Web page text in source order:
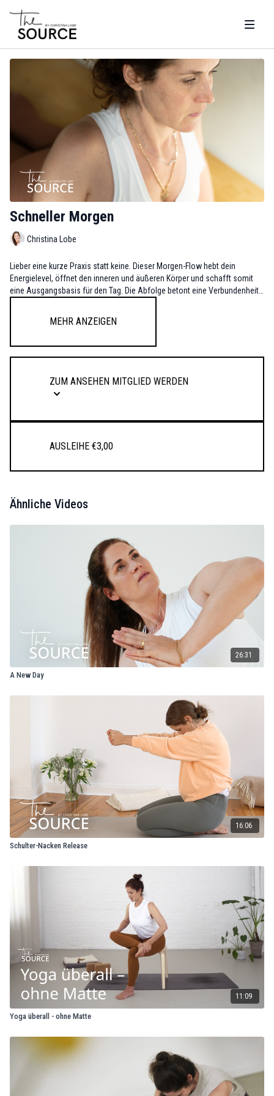
Schneller Morgen
Christina Lobe
Lieber eine kurze Praxis statt keine. Dieser Morgen-Flow hebt dein
Energielevel, öffnet den inneren und äußeren Körper und schafft somit
eine Ausgangsbasis für den Tag. Die Abfolge betont eine Verbundenheit
Mehr anzeigen
Zum Ansehen Mitglied werden
Ausleihe €3,00
Ähnliche Videos
26:31
A New Day
16:06
Schulter-Nacken Release
11:09
Yoga überall - ohne Matte